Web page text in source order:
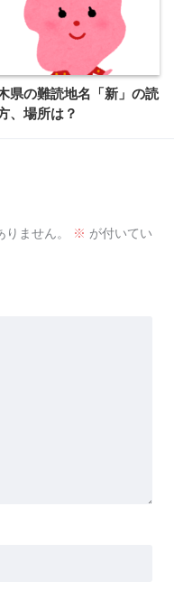
県の難読地名「新」の読
、場所は？
ません。 ※ が付いてい